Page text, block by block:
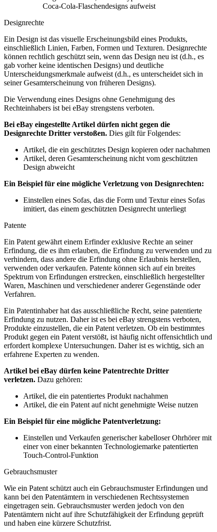
Coca-Cola-Flaschendesigns aufweist
Designrechte
Ein Design ist das visuelle Erscheinungsbild eines Produkts,
einschließlich Linien, Farben, Formen und Texturen. Designrechte
können rechtlich geschützt sein, wenn das Design neu ist (d.h., es
gab vorher keine identischen Designs) und deutliche
Unterscheidungsmerkmale aufweist (d.h., es unterscheidet sich in
seiner Gesamterscheinung von früheren Designs).
Die Verwendung eines Designs ohne Genehmigung des
Rechteinhabers ist bei eBay strengstens verboten.
Bei eBay eingestellte Artikel dürfen nicht gegen die
Designrechte Dritter verstoßen. Dies gilt für Folgendes:
Artikel, die ein geschütztes Design kopieren oder nachahmen
Artikel, deren Gesamterscheinung nicht vom geschützten
Design abweicht
Ein Beispiel für eine mögliche Verletzung von Designrechten:
Einstellen eines Sofas, das die Form und Textur eines Sofas
imitiert, das einem geschützten Designrecht unterliegt
Patente
Ein Patent gewährt einem Erfinder exklusive Rechte an seiner
Erfindung, die es ihm erlauben, die Erfindung zu verwenden und zu
verhindern, dass andere die Erfindung ohne Erlaubnis herstellen,
verwenden oder verkaufen. Patente können sich auf ein breites
Spektrum von Erfindungen erstrecken, einschließlich hergestellter
Waren, Maschinen und verschiedener anderer Gegenstände oder
Verfahren.
Ein Patentinhaber hat das ausschließliche Recht, seine patentierte
Erfindung zu nutzen. Daher ist es bei eBay strengstens verboten,
Produkte einzustellen, die ein Patent verletzen. Ob ein bestimmtes
Produkt gegen ein Patent verstößt, ist häufig nicht offensichtlich und
erfordert komplexe Untersuchungen. Daher ist es wichtig, sich an
erfahrene Experten zu wenden.
Artikel bei eBay dürfen keine Patentrechte Dritter
verletzen. Dazu gehören:
Artikel, die ein patentiertes Produkt nachahmen
Artikel, die ein Patent auf nicht genehmigte Weise nutzen
Ein Beispiel für eine mögliche Patentverletzung:
Einstellen und Verkaufen generischer kabelloser Ohrhörer mit
einer von einer bekannten Technologiemarke patentierten
Touch-Control-Funktion
Gebrauchsmuster
Wie ein Patent schützt auch ein Gebrauchsmuster Erfindungen und
kann bei den Patentämtern in verschiedenen Rechtssystemen
eingetragen sein. Gebrauchsmuster werden jedoch von den
Patentämtern nicht auf ihre Schutzfähigkeit der Erfindung geprüft
und haben eine kürzere Schutzfrist.